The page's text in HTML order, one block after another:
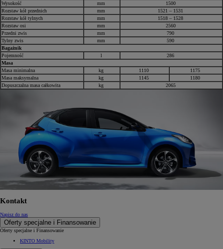
Wysokość
mm
1500
Rozstaw kół przednich
mm
1521 – 1531
Rozstaw kół tylnych
mm
1518 – 1528
Rozstaw osi
mm
2560
Przedni zwis
mm
790
Tylny zwis
mm
590
Bagażnik
Pojemność
l
286
Masa
Masa minimalna
kg 1110
1175
Masa maksymalna
kg 1145
1180
Dopuszczalna masa całkowita
kg 2065
Kontakt
Napisz do nas
Oferty specjalne i Finansowanie
Oferty specjalne i Finansowanie
KINTO Mobility